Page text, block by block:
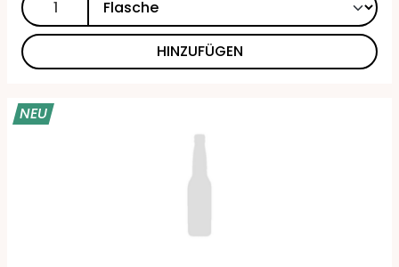
HINZUFÜGEN
NEU